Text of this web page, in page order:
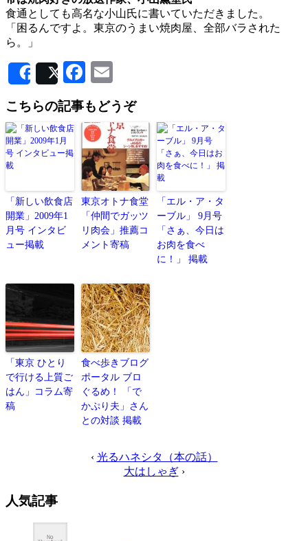
食通としても高名な小山氏に書いていただきました。
「困るんですよ。東京のうまい焼肉屋、全部バラされた
ら。」
SharePostFacebook
こちらの記事もどうぞ
「新しい飲食店
開業」2009年1
月号 インタビ
ュー掲載
東京オトナ食堂
「仲間でガッツ
リ肉会」推薦コ
メント寄稿
「エル・ア・タ
ーブル」 9月号
「さぁ、今日は
お肉を食べ
に！」 掲載
「東京 ひとり
で行ける上質ご
はん」コラム寄
稿
食べ歩きブログ
ポータル ブロ
ぐるめ！ 「で
かぷり夫」さん
との対談 掲載
‹ 光るハネシタ（本の話）
大はしゃぎ›
人気記事